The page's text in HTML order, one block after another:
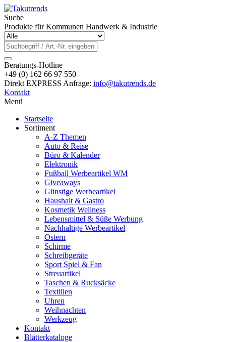
Suche
Produkte für Kommunen Handwerk & Industrie
Beratungs-Hotline
+49 (0) 162 66 97 550
Direkt EXPRESS Anfrage: info@takutrends.de
Kontakt
Menü
Startseite
Sortiment
A-Z Themen
Auto & Reise
Büro & Kalender
Elektronik
Fußball Werbeartikel WM
Giveaways
Günstige Werbeartikel
Haushalt & Gastro
Kosmetik Wellness
Lebensmittel & Süße Werbung
Nachhaltige Werbeartikel
Ostern
Schirme
Schreibgeräte
Sport Spiel & Fan
Streuartikel
Taschen & Rucksäcke
Textilien
Uhren
Weihnachten
Werkzeug
Kontakt
Blätterkataloge